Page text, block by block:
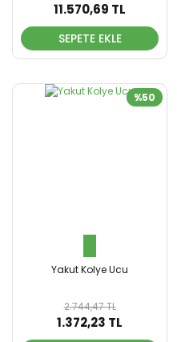
11.570,69 TL
SEPETE EKLE
%50
Yakut Kolye Ucu
2.744,47 TL
1.372,23 TL